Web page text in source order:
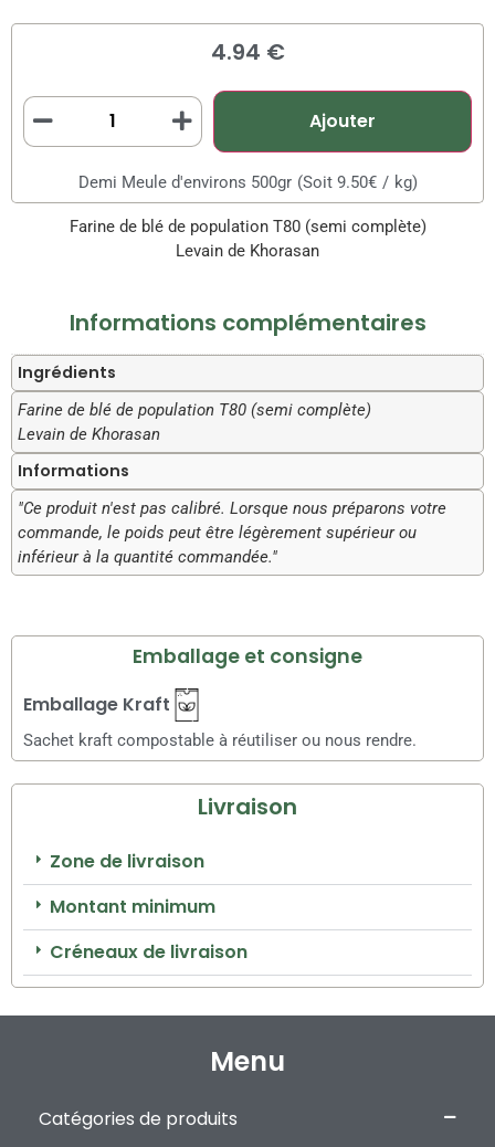
4.94 €
Ajouter
Demi Meule d'environs 500gr (Soit 9.50€ / kg)
Farine de blé de population T80 (semi complète)
Levain de Khorasan
Informations complémentaires
Ingrédients
Farine de blé de population T80 (semi complète)
Levain de Khorasan
Informations
"Ce produit n'est pas calibré. Lorsque nous préparons votre
commande, le poids peut être légèrement supérieur ou
inférieur à la quantité commandée."
Emballage et consigne
Emballage Kraft
Sachet kraft compostable à réutiliser ou nous rendre.
Livraison
Zone de livraison
Montant minimum
Créneaux de livraison
Menu
Catégories de produits